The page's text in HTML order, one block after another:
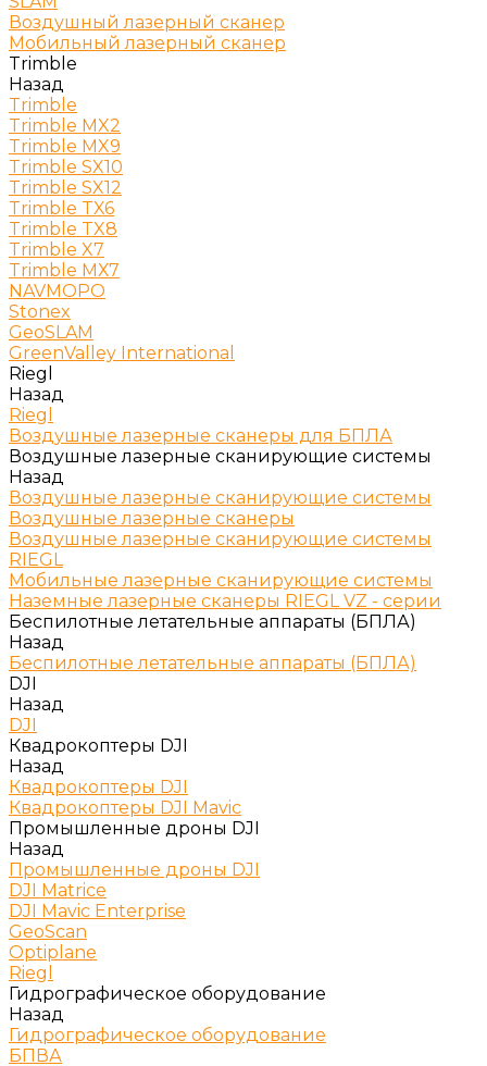
Воздушный лазерный сканер
Мобильный лазерный сканер
Trimble
Назад
Trimble
Trimble MX2
Trimble MX9
Trimble SX10
Trimble SX12
Trimble TX6
Trimble TX8
Trimble X7
Trimble МХ7
NAVMOPO
Stonex
GeoSLAM
GreenValley International
Riegl
Назад
Riegl
Воздушные лазерные сканеры для БПЛА
Воздушные лазерные сканирующие системы
Назад
Воздушные лазерные сканирующие системы
Воздушные лазерные сканеры
Воздушные лазерные сканирующие системы
RIEGL
Мобильные лазерные сканирующие системы
Наземные лазерные сканеры RIEGL VZ - серии
Беспилотные летательные аппараты (БПЛА)
Назад
Беспилотные летательные аппараты (БПЛА)
DJI
Назад
DJI
Квадрокоптеры DJI
Назад
Квадрокоптеры DJI
Квадрокоптеры DJI Mavic
Промышленные дроны DJI
Назад
Промышленные дроны DJI
DJI Matrice
DJI Mavic Enterprise
GeoScan
Optiplane
Riegl
Гидрографическое оборудование
Назад
Гидрографическое оборудование
БПВА